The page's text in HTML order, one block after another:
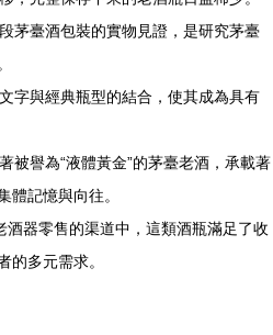
茅臺酒包裝的實物見證，是研究茅臺
字與經典瓶型的結合，使其成為具有
被譽為“液體黃金”的茅臺老酒，承載著
體記憶與向往。
酒器零售的渠道中，這類酒瓶滿足了收
的多元需求。